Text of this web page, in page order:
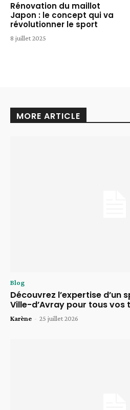
Rénovation du maillot
Japon : le concept qui va
révolutionner le sport
8 juillet 2025
MORE ARTICLE
Blog
Découvrez l’expertise d’un
Ville-d’Avray pour tous vos
Karène - 25 juillet 2026